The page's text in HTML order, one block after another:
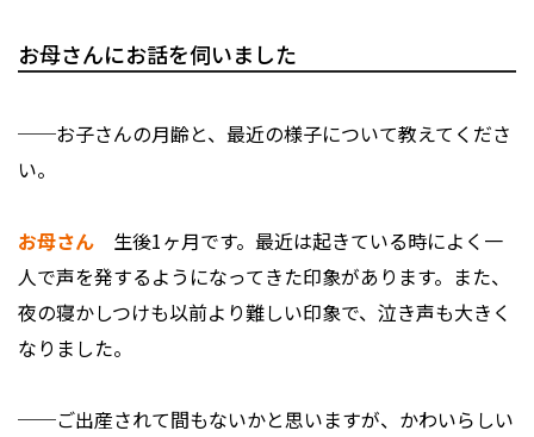
お母さんにお話を伺いました
──お子さんの月齢と、最近の様子について教えてくださ
い。
お母さん 生後1ヶ月です。最近は起きている時によく一
人で声を発するようになってきた印象があります。また、
夜の寝かしつけも以前より難しい印象で、泣き声も大きく
なりました。
──ご出産されて間もないかと思いますが、かわいらしい